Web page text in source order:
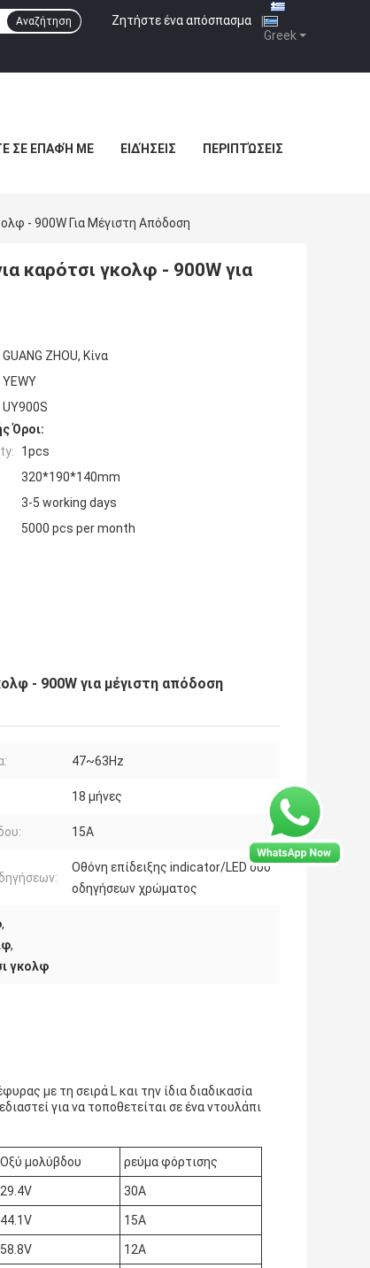
Greek
Ζητήστε ένα απόσπασμα |
Αναζήτηση
ΣΕ ΕΠΑΦΉ ΜΕ ΕΙΔΉΣΕΙΣ ΠΕΡΙΠΤΏΣΕΙΣ
- 900W Για Μέγιστη Απόδοση
καρότσι γκολφ - 900W για
GUANG ZHOU, Κίνα
YEWY
UY900S
Όροι:
1pcs
320*190*140mm
3-5 working days
5000 pcs per month
- 900W για μέγιστη απόδοση
47~63Hz
18 μήνες
15Α
Οθόνη επίδειξης indicator/LED δύο
οδηγήσεων χρώματος
,
,
γκολφ
με τη σειρά L και την ίδια διαδικασία
για να τοποθετείται σε ένα ντουλάπι
Οξύ μολύβδου ρεύμα φόρτισης
29.4V 30Α
44.1V 15Α
58.8V 12Α